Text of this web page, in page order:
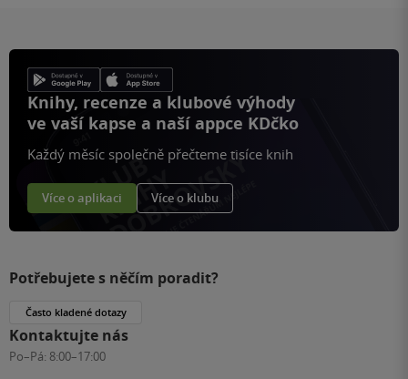
Knihy, recenze a klubové výhody
ve vaší kapse a naší appce KDčko
Každý měsíc společně přečteme tisíce knih
Více o aplikaci Více o klubu
Potřebujete s něčím poradit?
Často kladené dotazy
Kontaktujte nás
Po–Pá: 8:00–17:00